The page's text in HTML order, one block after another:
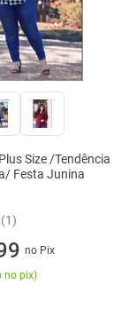
Size /Tendência
Festa Junina
no Pix
no pix)